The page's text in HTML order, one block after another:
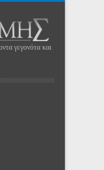
γεγονότα και